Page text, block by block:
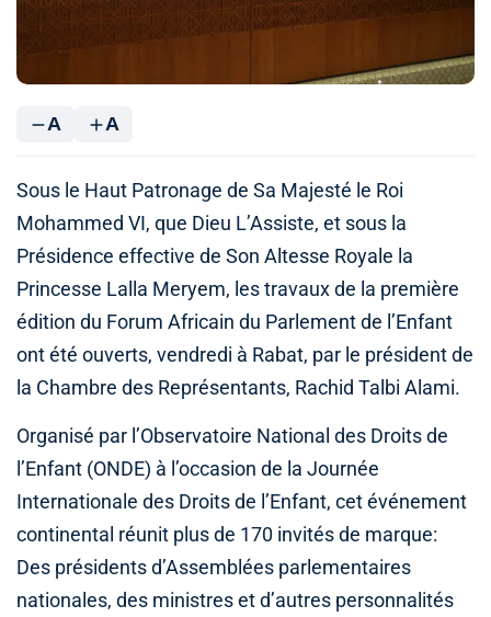
A A
Sous le Haut Patronage de Sa Majesté le Roi
Mohammed VI, que Dieu L’Assiste, et sous la
Présidence effective de Son Altesse Royale la
Princesse Lalla Meryem, les travaux de la première
édition du Forum Africain du Parlement de l’Enfant
ont été ouverts, vendredi à Rabat, par le président de
la Chambre des Représentants, Rachid Talbi Alami.
Organisé par l’Observatoire National des Droits de
l’Enfant (ONDE) à l’occasion de la Journée
Internationale des Droits de l’Enfant, cet événement
continental réunit plus de 170 invités de marque:
Des présidents d’Assemblées parlementaires
nationales, des ministres et d’autres personnalités